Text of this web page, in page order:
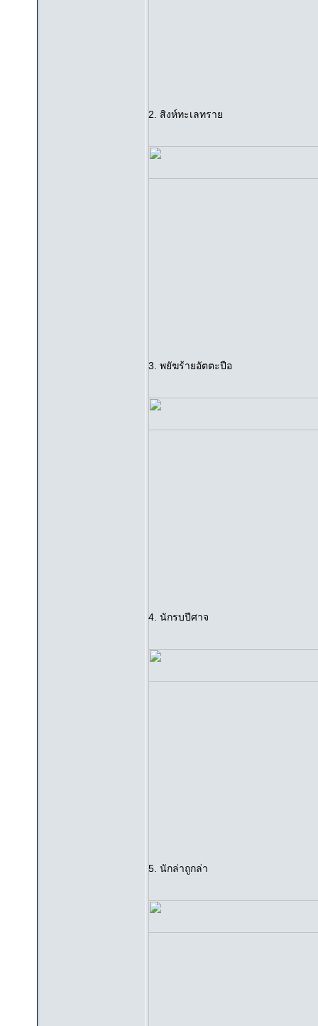
2. สิงห์ทะเลทราย
3. พยัฆร้ายอัตตะปือ
4. นักรบปีศาจ
5. นักล่าถูกล่า